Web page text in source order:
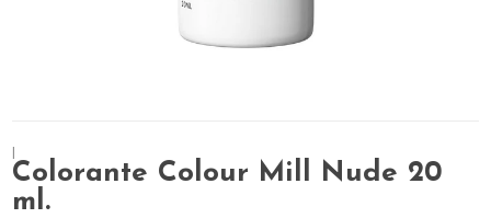
|
Colorante Colour Mill Nude 20
ml.